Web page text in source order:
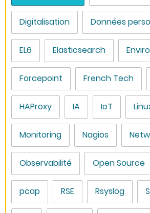
Digitalisation Données
EL6 Elasticsearch
Forcepoint French Tech
HAProxy IA IoT
Monitoring Nagios
Observabilité Open Source
pcap RSE Rsyslog